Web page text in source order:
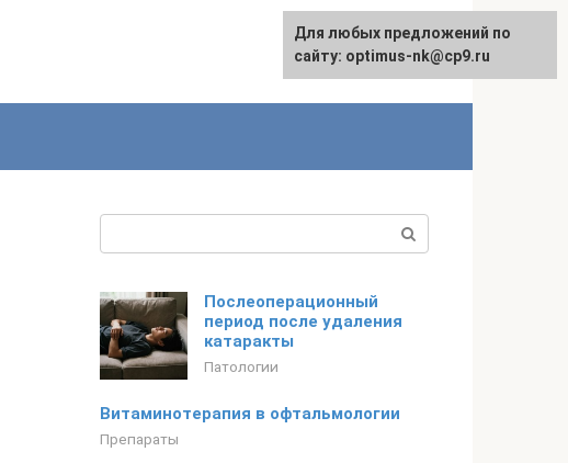
English
Послеоперационный
период после удаления
катаракты
Патологии
Витаминотерапия в офтальмологии
Препараты
Для любых предложений по
сайту: optimus-nk@cp9.ru